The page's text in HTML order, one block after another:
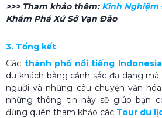
>>> Tham khảo thêm: Kinh Nghiệm
Khám Phá Xứ Sở Vạn Đảo
3. Tổng kết
Các thành phố nổi tiếng Indonesia
du khách bằng cảnh sắc đa dạng
người và những câu chuyện văn
những thông tin này sẽ giúp bạn
đừng quên tham khảo các Tour du